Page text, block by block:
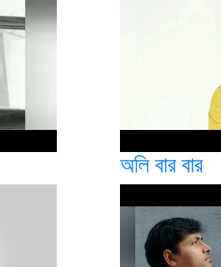
অলি বার বার